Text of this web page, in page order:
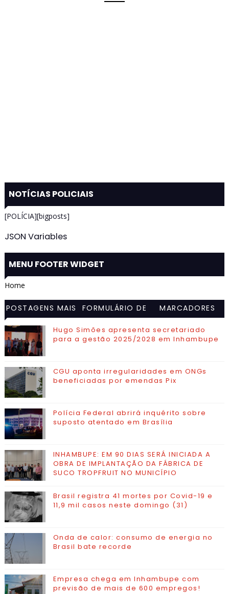
NOTÍCIAS POLICIAIS
[POLÍCIA][bigposts]
JSON Variables
MENU FOOTER WIDGET
Home
POSTAGENS MAIS
VISITADAS
FORMULÁRIO DE
MARCADORES
Hugo Simões apresenta secretariado
para a gestão 2025/2028 em Inhambupe
CGU aponta irregularidades em ONGs
beneficiadas por emendas Pix
Polícia Federal abrirá inquérito sobre
suposto atentado em Brasília
INHAMBUPE: EM 90 DIAS SERÁ INICIADA A
OBRA DE IMPLANTAÇÃO DA FÁBRICA DE
SUCO TROPFRUIT NO MUNICÍPIO
Brasil registra 41 mortes por Covid-19 e
11,9 mil casos neste domingo (31)
Onda de calor: consumo de energia no
Brasil bate recorde
Empresa chega em Inhambupe com
previsão de mais de 600 empregos!